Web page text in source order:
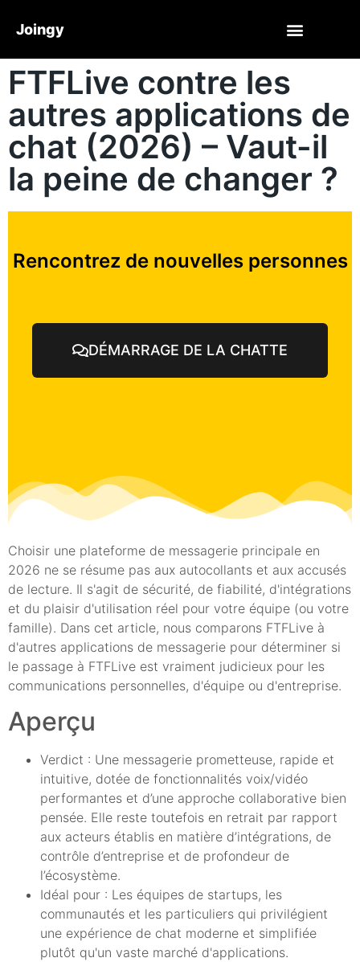
Joingy
FTFLive contre les
autres applications de
chat (2026) – Vaut-il
la peine de changer ?
Rencontrez de nouvelles personnes
DÉMARRAGE DE LA CHATTE
Choisir une plateforme de messagerie principale en
2026 ne se résume pas aux autocollants et aux accusés
de lecture. Il s'agit de sécurité, de fiabilité, d'intégrations
et du plaisir d'utilisation réel pour votre équipe (ou votre
famille). Dans cet article, nous comparons FTFLive à
d'autres applications de messagerie pour déterminer si
le passage à FTFLive est vraiment judicieux pour les
communications personnelles, d'équipe ou d'entreprise.
Aperçu
Verdict : Une messagerie prometteuse, rapide et
intuitive, dotée de fonctionnalités voix/vidéo
performantes et d’une approche collaborative bien
pensée. Elle reste toutefois en retrait par rapport
aux acteurs établis en matière d’intégrations, de
contrôle d’entreprise et de profondeur de
l’écosystème.
Idéal pour : Les équipes de startups, les
communautés et les particuliers qui privilégient
une expérience de chat moderne et simplifiée
plutôt qu'un vaste marché d'applications.